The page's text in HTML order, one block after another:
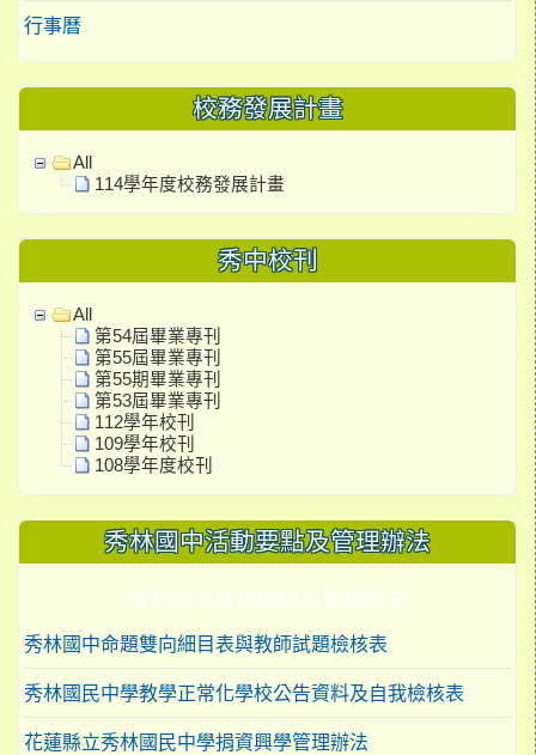
行事曆
校務發展計畫
All
114學年度校務發展計畫
秀中校刊
All
第54屆畢業專刊
第55屆畢業專刊
第55期畢業專刊
第53屆畢業專刊
112學年校刊
109學年校刊
108學年度校刊
秀林國中活動要點及管理辦法
秀林國中各項組織及管理辦法
秀林國中命題雙向細目表與教師試題檢核表
秀林國民中學教學正常化學校公告資料及自我檢核表
花蓮縣立秀林國民中學捐資興學管理辦法